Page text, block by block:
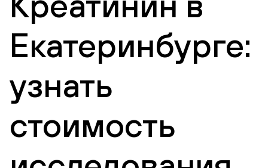
Екатеринбурге:
узнать
стоимость